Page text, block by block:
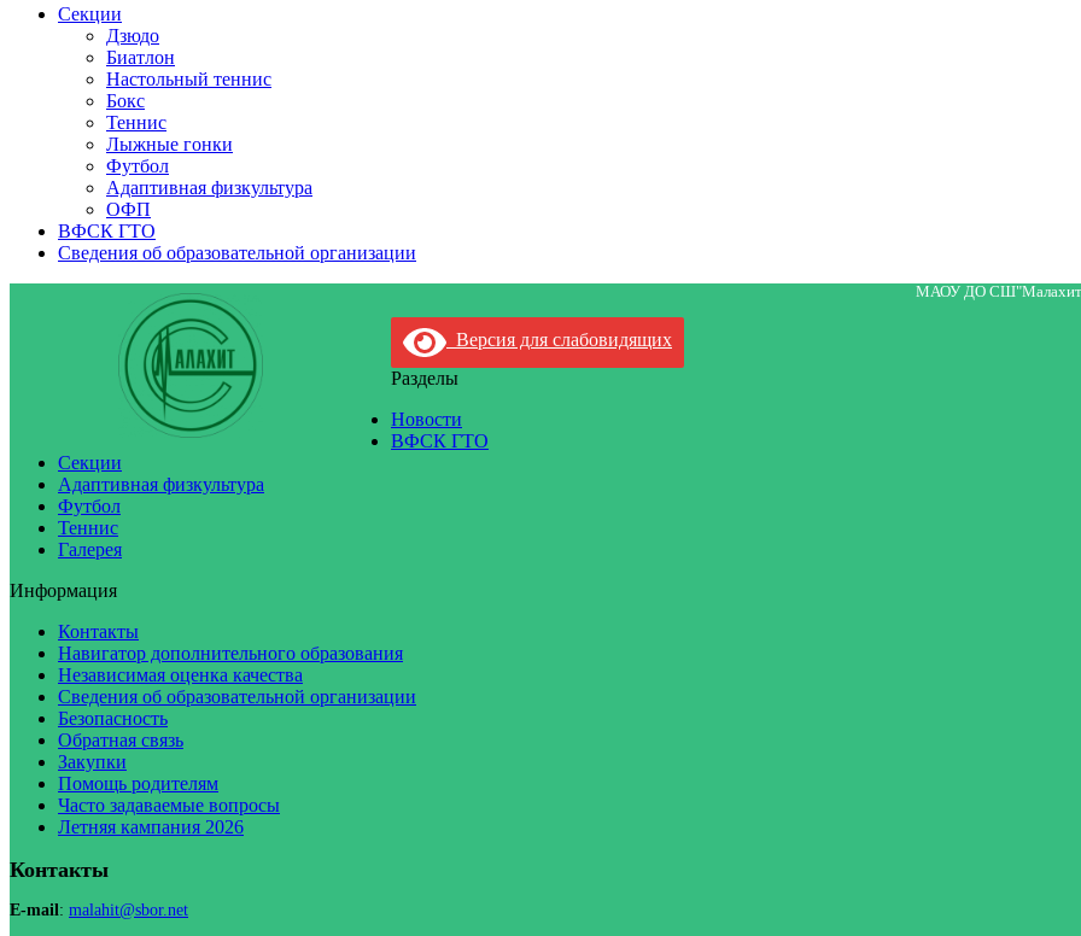
Секции
Дзюдо
Биатлон
Настольный теннис
Бокс
Теннис
Лыжные гонки
Футбол
Адаптивная физкультура
ОФП
ВФСК ГТО
Сведения об образовательной организации
МАОУ ДО
Версия для слабовидящих
Разделы
Новости
ВФСК ГТО
Секции
Адаптивная физкультура
Футбол
Теннис
Галерея
Информация
Контакты
Навигатор дополнительного образования
Независимая оценка качества
Сведения об образовательной организации
Безопасность
Обратная связь
Закупки
Помощь родителям
Часто задаваемые вопросы
Летняя кампания 2026
Контакты
E-mail: malahit@sbor.net